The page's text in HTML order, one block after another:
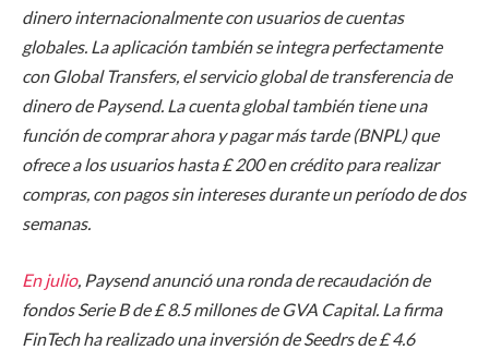
dinero internacionalmente con usuarios de cuentas
globales. La aplicación también se integra perfectamente
con Global Transfers, el servicio global de transferencia de
dinero de Paysend. La cuenta global también tiene una
función de comprar ahora y pagar más tarde (BNPL) que
ofrece a los usuarios hasta £ 200 en crédito para realizar
compras, con pagos sin intereses durante un período de dos
semanas.
En julio, Paysend anunció una ronda de recaudación de
fondos Serie B de £ 8.5 millones de GVA Capital. La firma
FinTech ha realizado una inversión de Seedrs de £ 4.6